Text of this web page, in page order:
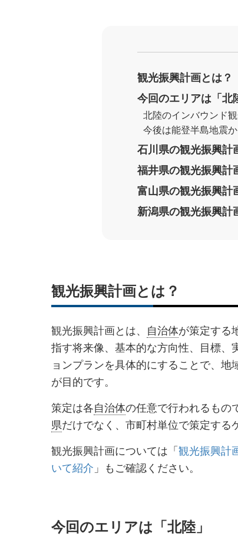
観光振興計画とは？
今回のエリアは「北
北陸のインバウンド
今後は能登半島地震
石川県の観光振興計
福井県の観光振興計
富山県の観光振興計
新潟県の観光振興計
観光振興計画とは？
観光振興計画とは、 自治体が策定する
指す将来像、基本的な方向性、目標、
ョンプランを具体的にすることで、地
が目的です。
策定は各自治体の任意で行われるもの
県だけでなく、市町村単位で策定する
観光振興計画については「観光振興計
いて紹介 」もご確認ください。
今回のエリアは「北陸」